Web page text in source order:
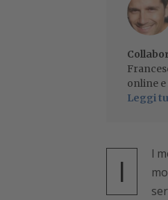
online e
Leggi
I
l